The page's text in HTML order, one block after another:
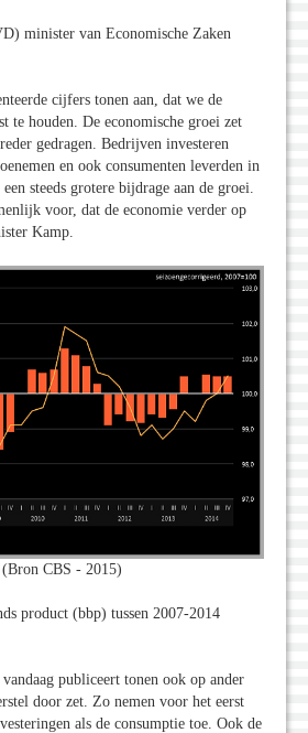
minister van Economische Zaken
cijfers tonen aan, dat we de
te houden. De economische groei zet
gedragen. Bedrijven investeren
en ook consumenten leverden in
steeds grotere bijdrage aan de groei.
voor, dat de economie verder op
Kamp.
(Bron CBS - 2015)
product (bbp) tussen 2007-2014
publiceert tonen ook op ander
door zet. Zo nemen voor het eerst
als de consumptie toe. Ook de